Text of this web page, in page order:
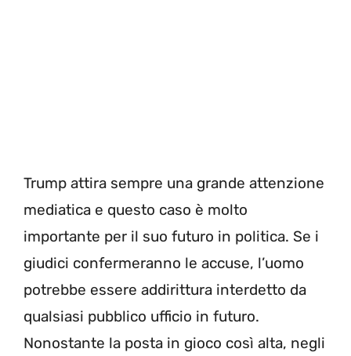
Trump attira sempre una grande attenzione
mediatica e questo caso è molto
importante per il suo futuro in politica. Se i
giudici confermeranno le accuse, l’uomo
potrebbe essere addirittura interdetto da
qualsiasi pubblico ufficio in futuro.
Nonostante la posta in gioco così alta, negli